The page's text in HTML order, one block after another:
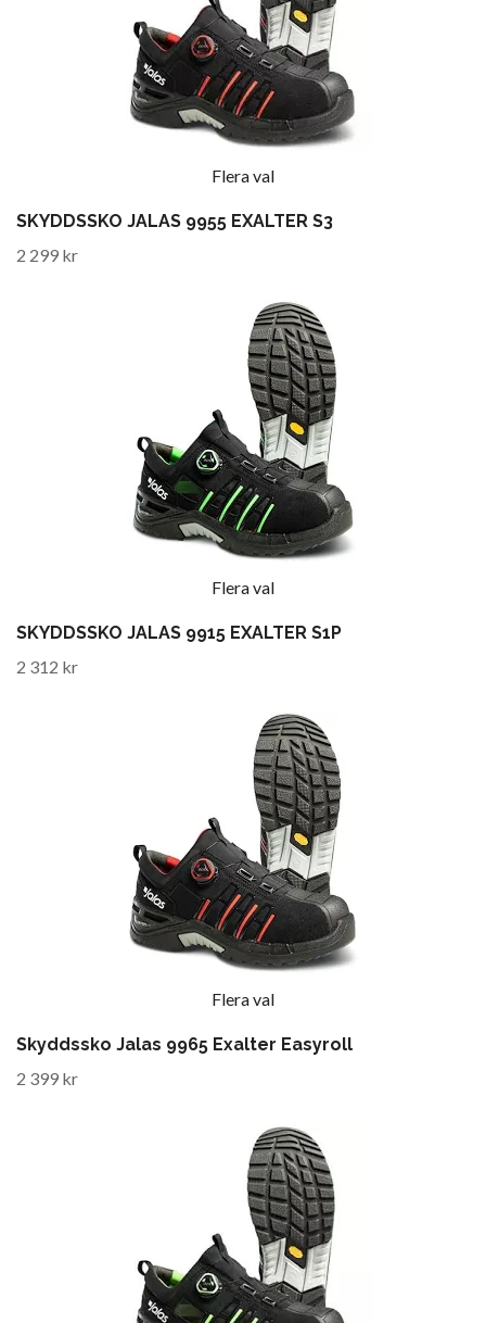
Flera val
SKYDDSSKO JALAS 9955 EXALTER S3
2 299 kr
Flera val
SKYDDSSKO JALAS 9915 EXALTER S1P
2 312 kr
Flera val
Skyddssko Jalas 9965 Exalter Easyroll
2 399 kr